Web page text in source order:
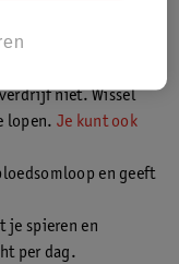
niet. Wissel
lopen. Je kunt ook
en geeft
je spieren en
per dag.